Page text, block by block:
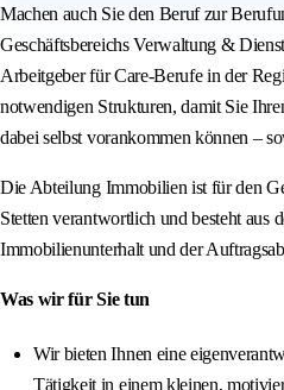
Machen auch Sie den Beruf zur
Geschäftsbereichs Verwaltung &
Arbeitgeber für Care-Berufe in der
notwendigen Strukturen, damit Sie
dabei selbst vorankommen können –
Die Abteilung Immobilien ist für den
Stetten verantwortlich und besteht aus
Immobilienunterhalt und der
Was wir für Sie tun
Wir bieten Ihnen eine
Tätigkeit in einem kleinen,